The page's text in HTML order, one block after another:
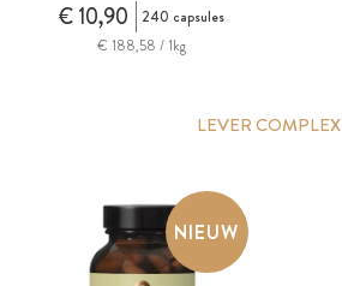
€ 10,90
240 capsules
€ 188,58 / 1kg
LEVER COMPLEX
NIEUW